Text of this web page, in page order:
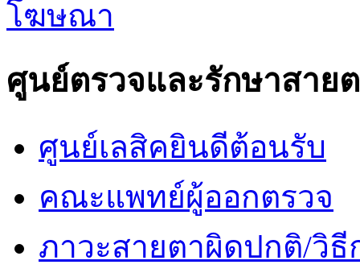
ศูนย์ตรวจและรักษาสาย
ศูนย์เลสิคยินดีต้อนรับ
คณะแพทย์ผู้ออกตรวจ
ภาวะสายตาผิดปกติ/วิธี